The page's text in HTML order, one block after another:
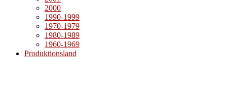
2000
1990-1999
1970-1979
1980-1989
1960-1969
Produktionsland